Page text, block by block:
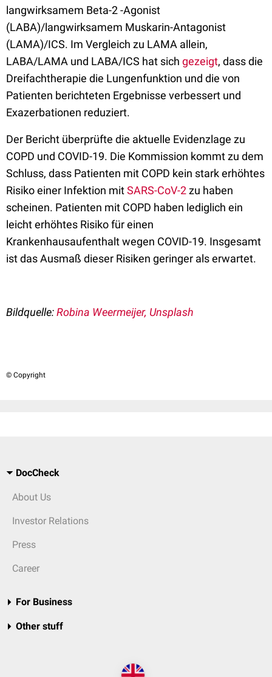
langwirksamem Beta-2 -Agonist
(LABA)/langwirksamem Muskarin-Antagonist
(LAMA)/ICS. Im Vergleich zu LAMA allein,
LABA/LAMA und LABA/ICS hat sich gezeigt, dass die
Dreifachtherapie die Lungenfunktion und die von
Patienten berichteten Ergebnisse verbessert und
Exazerbationen reduziert.
Der Bericht überprüfte die aktuelle Evidenzlage zu
COPD und COVID-19. Die Kommission kommt zu dem
Schluss, dass Patienten mit COPD kein stark erhöhtes
Risiko einer Infektion mitSARS-CoV-2zu haben
scheinen. Patienten mit COPD haben lediglich ein
leicht erhöhtes Risiko für einen
Krankenhausaufenthalt wegen COVID-19. Insgesamt
ist das Ausmaß dieser Risiken geringer als erwartet.
Bildquelle:Robina Weermeijer, Unsplash
© Copyright
DocCheck
About Us
Investor Relations
Press
Career
For Business
Other stuff